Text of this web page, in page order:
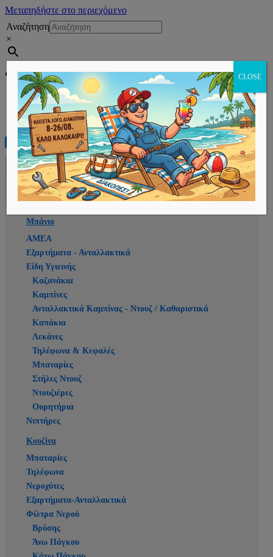
Μεταπηδήστε στο περιεχόμενο
Αναζήτηση
×
Εγγραφή
Αρχική
E-shop
Μπάνιο
ΑΜΕΑ
Εξαρτήματα - Ανταλλακτικά
Είδη Υγιεινής
Καζανάκια
Καμπίνες
Ανταλλακτικά Καμπίνας - Ντουζ / Καθαριστικά
Καπάκια
Λεκάνες
Τηλέφωνα & Κεφαλές
Μπαταρίες
Στήλες Ντουζ
Ντουζιέρες
Ουρητήρια
Νιπτήρες
Κουζίνα
Μπαταρίες
Τηλέφωνα
Νεροχύτες
Εξαρτήματα-Ανταλλακτικά
Φίλτρα Νερού
Βρύσης
Άνω Πάγκου
CLOSE